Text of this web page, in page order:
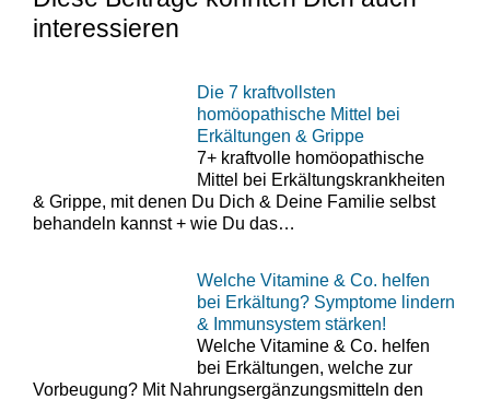
interessieren
Die 7 kraftvollsten
homöopathische ​Mittel bei ​​
Erkältungen & Grippe
7+ kraftvolle homöopathische
Mittel bei Erkältungskrankheiten
& Grippe, mit denen Du Dich & Deine Familie selbst
behandeln kannst + wie Du das…
Welche Vitamine & Co. helfen
bei Erkältung? Symptome lindern
& Immunsystem stärken!
Welche Vitamine & Co. helfen
bei Erkältungen, welche zur
Vorbeugung? Mit Nahrungsergänzungsmitteln den